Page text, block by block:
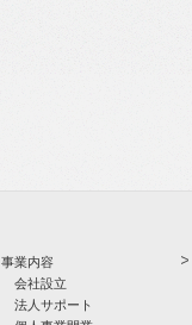
事業内容
会社設立
法人サポート